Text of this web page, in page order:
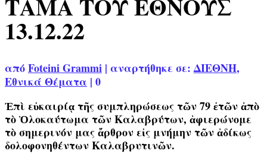
ΤΑΜΑ ΤΟΥ ΕΘΝΟΥΣ
13.12.22
απόFoteini Grammi | αναρτήθηκε σε:ΔΙΕΘΝΗ,
Εθνικά Θέματα | 0
Ἐπὶ εὐκαιρίᾳ τῆς συμπληρώσεως τῶν 79 ἐτῶν ἀπὸ
τὸ Ὁλοκαύτωμα τῶν Καλαβρύτων, ἀφιερώνομε
τὸ σημερινόν μας ἄρθρον εἰς μνήμην τῶν ἀδίκως
δολοφονηθέντων Καλαβρυτινῶν.